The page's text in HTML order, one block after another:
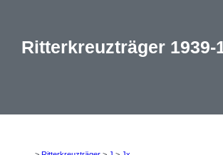
Ritterkreuzträger 1939-